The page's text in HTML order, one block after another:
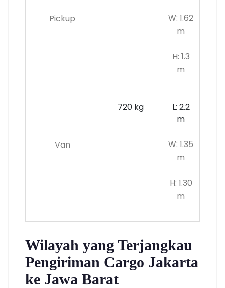
Pickup
W: 1.62
m
H: 1.3
m
Van
720 kg
L: 2.2
m
W: 1.35
m
H: 1.30
m
Wilayah yang Terjangkau
Pengiriman Cargo Jakarta
ke Jawa Barat